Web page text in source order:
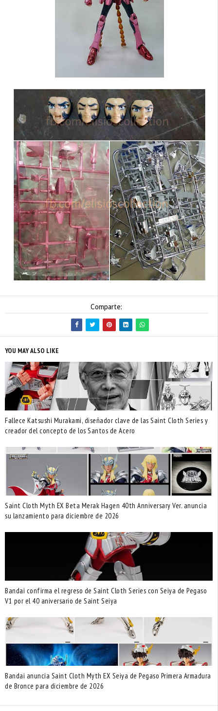
Comparte:
YOU MAY ALSO LIKE
Fallece Katsushi Murakami, diseñador clave de las Saint Cloth Series y
creador del concepto de los Santos de Acero
Saint Cloth Myth EX Beta Merak Hagen 40th Anniversary Ver. anuncia
su lanzamiento para diciembre de 2026
Bandai confirma el regreso de Saint Cloth Series con Seiya de Pegaso
V1 por el 40 aniversario de Saint Seiya
Bandai anuncia Saint Cloth Myth EX Seiya de Pegaso Primera Armadura
de Bronce para diciembre de 2026